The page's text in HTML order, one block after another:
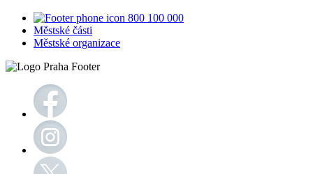
800 100 000
Městské části
Městské organizace